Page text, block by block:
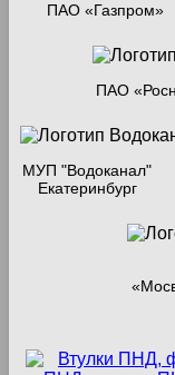
ПАО «Газпром»
ПАО
МУП "Водоканал"
Екатеринбург